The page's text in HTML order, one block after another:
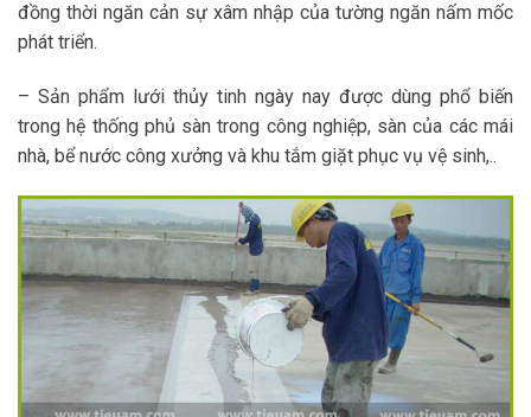
đồng thời ngăn cản sự xâm nhập của tường ngăn nấm mốc
phát triển.
– Sản phẩm lưới thủy tinh ngày nay được dùng phổ biến
trong hệ thống phủ sàn trong công nghiệp, sàn của các mái
nhà, bể nước công xưởng và khu tắm giặt phục vụ vệ sinh,..